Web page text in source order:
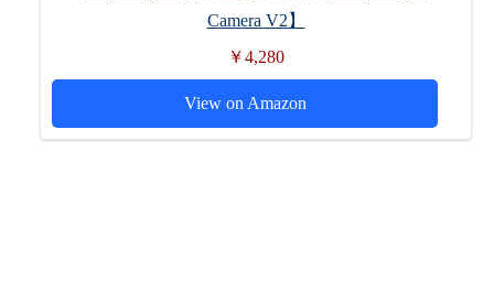
Camera V2】
￥4,280
View on Amazon